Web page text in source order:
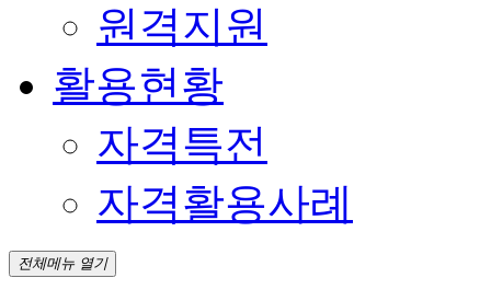
원격지원
활용현황
자격특전
자격활용사례
전체메뉴 열기